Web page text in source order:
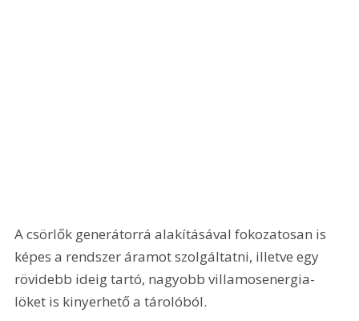
A csörlők generátorrá alakításával fokozatosan is
képes a rendszer áramot szolgáltatni, illetve egy
rövidebb ideig tartó, nagyobb villamosenergia-
löket is kinyerhető a tárolóból.